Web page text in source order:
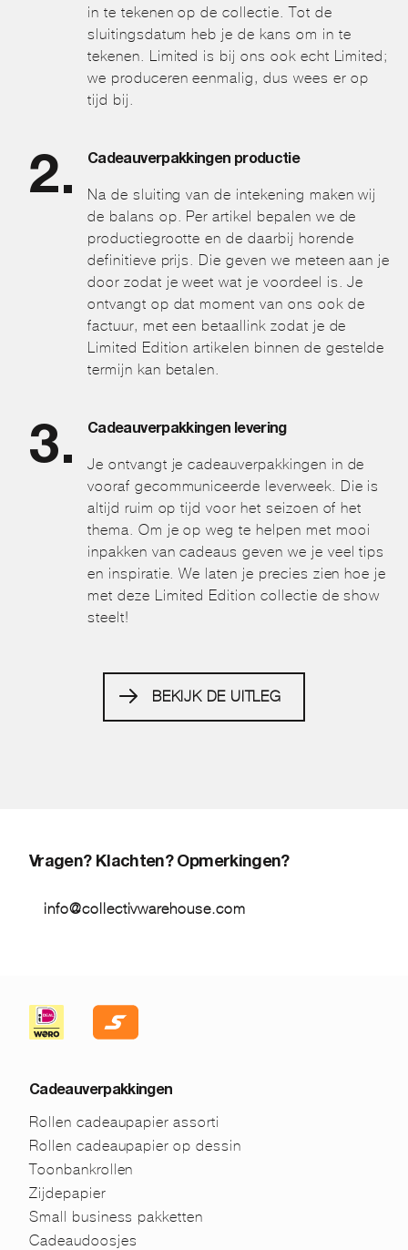
in te tekenen op de collectie. Tot de
sluitingsdatum heb je de kans om in te
tekenen. Limited is bij ons ook echt Limited;
we produceren eenmalig, dus wees er op
tijd bij.
Cadeauverpakkingen productie
Na de sluiting van de intekening maken wij
de balans op. Per artikel bepalen we de
productiegrootte en de daarbij horende
definitieve prijs. Die geven we meteen aan je
door zodat je weet wat je voordeel is. Je
ontvangt op dat moment van ons ook de
factuur, met een betaallink zodat je de
Limited Edition artikelen binnen de gestelde
termijn kan betalen.
Cadeauverpakkingen levering
Je ontvangt je cadeauverpakkingen in de
vooraf gecommuniceerde leverweek. Die is
altijd ruim op tijd voor het seizoen of het
thema. Om je op weg te helpen met mooi
inpakken van cadeaus geven we je veel tips
en inspiratie. We laten je precies zien hoe je
met deze Limited Edition collectie de show
steelt!
BEKIJK DE UITLEG
Vragen? Klachten? Opmerkingen?
info@collectivwarehouse.com
Cadeauverpakkingen
Rollen cadeaupapier assorti
Rollen cadeaupapier op dessin
Toonbankrollen
Zijdepapier
Small business pakketten
Cadeaudoosjes